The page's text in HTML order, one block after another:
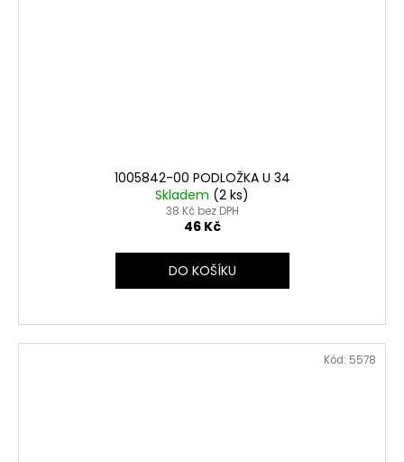
1005842-00 PODLOŽKA U 34
Skladem (2 ks)
38 Kč bez DPH
46 Kč
DO KOŠÍKU
Kód: 5578